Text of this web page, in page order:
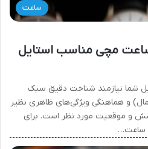
ساعت
مچی مناسب استایل
شما نیازمند شناخت دقیق سبک
و هماهنگی ویژگی‌های ظاهری نظیر
و موقعیت مورد نظر است. برای
ساعت…